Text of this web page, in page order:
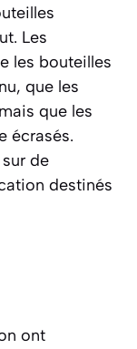
Les
les bouteilles
que les
que les
écrasés.
de
destinés
ont